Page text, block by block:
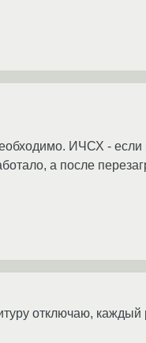
ИЧСХ - если
а после
отключаю, каждый